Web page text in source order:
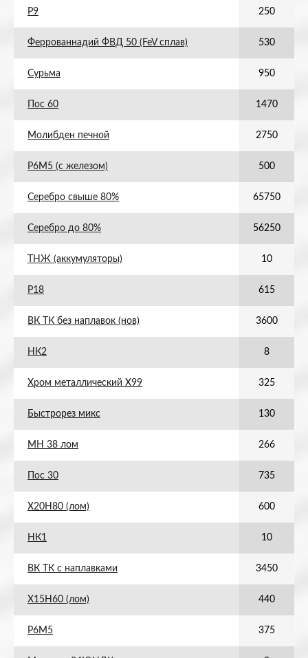
Р9 250
Феррованнадий ФВД 50 (FeV сплав) 530
Сурьма 950
Пос 60 1470
Молибден печной 2750
Р6М5 (с железом) 500
Серебро свыше 80% 65750
Серебро до 80% 56250
ТНЖ (аккумуляторы) 10
Р18 615
ВК ТК без наплавок (нов) 3600
НК2 8
Хром металлический Х99 325
Быстрорез микс 130
МН 38 лом 266
Пос 30 735
Х20Н80 (лом) 600
НК1 10
ВК ТК с наплавками 3450
Х15Н60 (лом) 440
Р6М5 375